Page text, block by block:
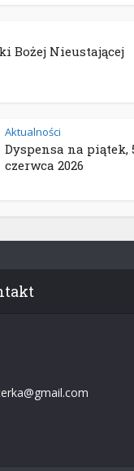
Bożej Nieustającej
Aktualności
Dyspensa na piątek,
czerwca 2026